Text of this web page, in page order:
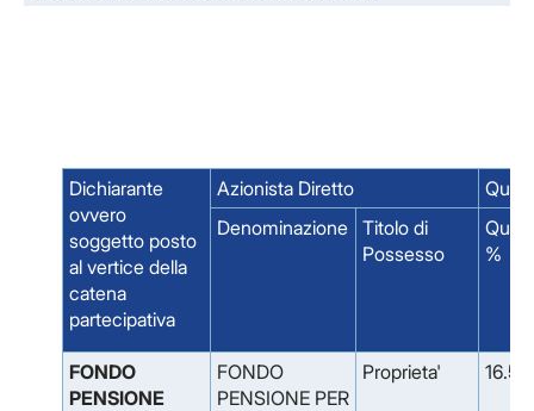
Dichiarante
ovvero
soggetto posto
al vertice della
catena
partecipativa
Azionista Diretto
Denominazione Titolo di
Possesso
%
FONDO
PENSIONE
FONDO
PENSIONE PER
Proprieta'